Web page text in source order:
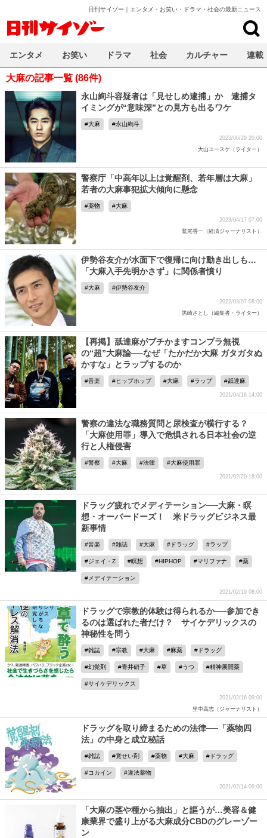
日刊サイゾー｜エンタメ・お笑い・ドラマ・社会の最新ニュース
大麻の記事一覧 (86件)
永山絢斗容疑者は「見せしめ逮捕」か 逮捕タ
イミングが“意味深”との見方も出るワケ
大麻 永山絢斗
2023/06/29 20:00
大山ユースケ（ライター）
警察庁「中高年以上は覚醒剤、若年層は大麻」
若者の大麻事犯拡大傾向に懸念
薬物 大麻
2023/04/17 07:00
鷲尾香一（経済ジャーナリスト）
伊勢谷友介が水面下で復帰に向け動き出しも…
「大麻入手先明かさず」に関係者憤り
大麻 伊勢谷友介
2022/03/07 08:00
黒崎さとし（編集者・ライター）
【再掲】舐達麻がブチかますコンプラ無視
の“超”大麻論──なぜ「たかだか大麻 ガタガタぬ
かすな」とラップするのか
音楽 ヒップホップ 大麻 ラップ 舐達麻
2021/04/16 14:00
警察の違法な職務質問と尿検査が横行する？
「大麻使用罪」導入で危惧される日本社会の逆
行と人権侵害
警察 大麻 法律 大麻使用罪
2021/02/20 18:00
ドラッグ疲れでメディテーション──大麻・瞑
想・オーバードーズ！ 米ドラッグビジネス最
新事情
音楽 雑誌 大麻 ドラッグ ラップ
ジェイ・Z 瞑想 HIPHOP マリファナ 薬
メディテーション
2021/02/19 08:00
ドラッグで宗教的体験は得られるか──参加でき
るのは選ばれた者だけ？ サイケデリックスの
神秘性を問う
雑誌 宗教 大麻 麻薬 ドラッグ
幻覚剤 青井硝子 草 うつ 精神展開薬
サイケデリックス
2021/02/16 09:00
里中高志（ジャーナリスト）
ドラッグを取り締まるための法律──「薬物四
法」の中身と成立秘話
雑誌 覚せい剤 薬物 大麻 ドラッグ
コカイン 違法薬物
2021/02/14 09:00
「大麻の茎や種から抽出」と謳うが…美容＆健
康業界で盛り上がる大麻成分CBDのグレーゾー
ン
エンタメ お笑い ドラマ 社会 カルチャー 連載